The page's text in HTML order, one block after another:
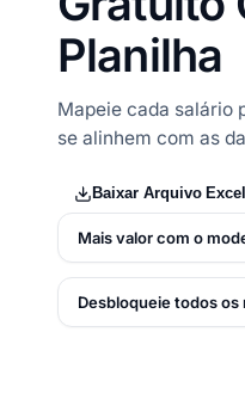
Planilha
Mapeie cada salário
se alinhem com as
Baixar Arquivo Excel
Mais valor com o
Desbloqueie todos